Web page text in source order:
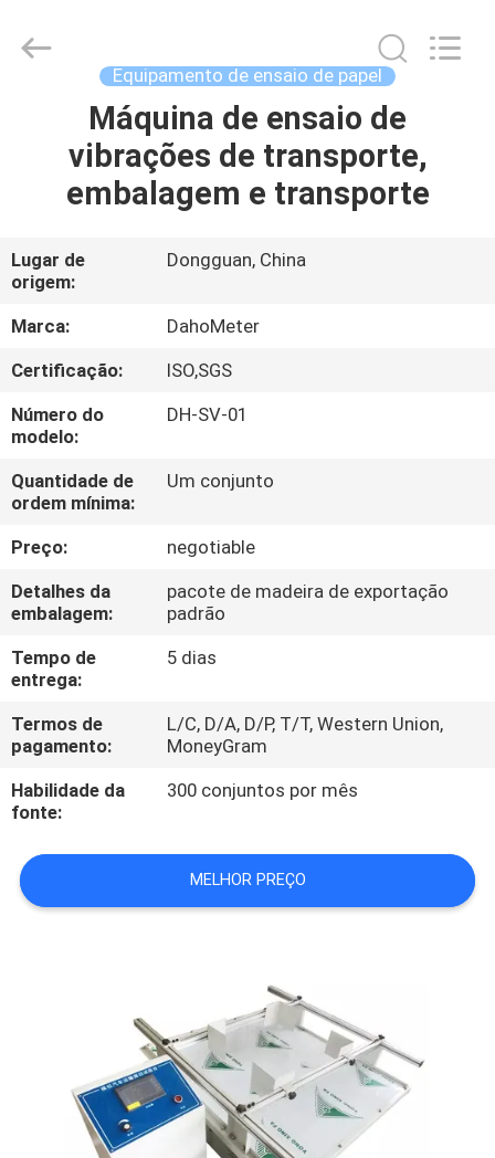
PRODUTOS
SOBRE
NÓS
EXCURSÃO
DA
FÁBRICA
CONTROLE
DA
QUALIDADE
CONTACTE-
NOS
PEÇA
UMAS
MAPA
POLICY
Copyright
Guangdong Hongtuo Instrument Technology Co.,Ltd.
Equipamento de ensaio de papel
Máquina de ensaio de
vibrações de transporte,
embalagem e transporte
Lugar de
origem:
Dongguan, China
Marca:
DahoMeter
Certificação:
ISO,SGS
Número do
modelo:
DH-SV-01
Quantidade de
ordem mínima:
Um conjunto
Preço:
negotiable
Detalhes da
embalagem:
pacote de madeira de exportação
padrão
Tempo de
entrega:
5 dias
Termos de
pagamento:
L/C, D/A, D/P, T/T, Western Union,
MoneyGram
Habilidade da
fonte:
300 conjuntos por mês
MELHOR PREÇO